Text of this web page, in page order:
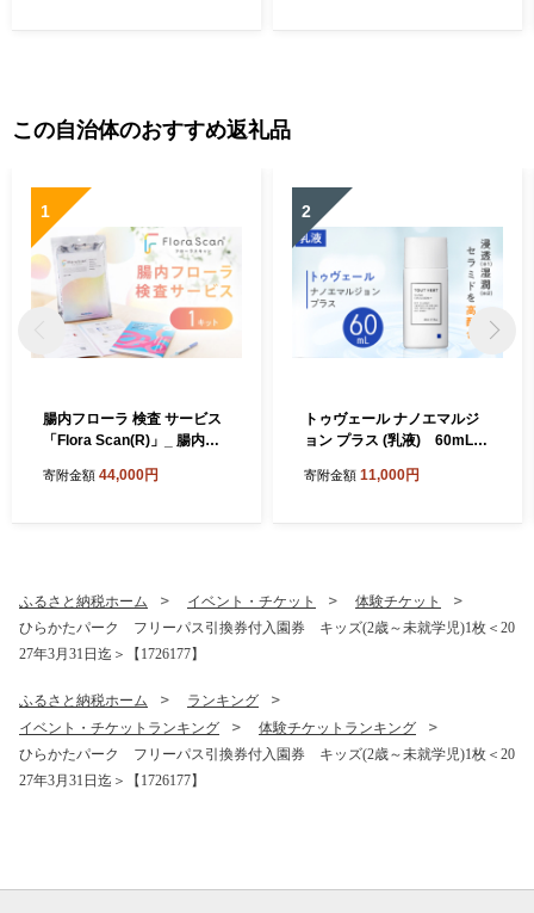
この自治体のおすすめ返礼品
1
腸内フローラ 検査 サービス
「Flora Scan(R)」_ 腸内フ
腸内環境 Flora Scan 検査サ
寄附金額 44,000円
2
トゥヴェール ナノエマルジ
ョン プラス (乳液) 60mL_
ョン プラス トゥヴェール 乳
寄附金額 11,000円
ふるさと納税ホーム イベント・チケット
体験チケット
ひらかたパーク フリーパス引換券付入園券 キッズ(2歳～未就学児)1枚＜20
27年3月31日迄＞【1726177】
ふるさと納税ホーム
ランキング
イベント・チケットランキング
体験チケットランキング
ひらかたパーク フリーパス引換券付入園券 キッズ(2歳～未就学児)1枚＜20
27年3月31日迄＞【1726177】